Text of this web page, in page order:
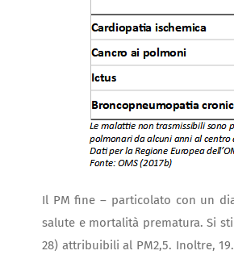
Il PM fine – particolato con un
salute e mortalità prematura. Si
28) attribuibili al PM2,5. Inoltre,